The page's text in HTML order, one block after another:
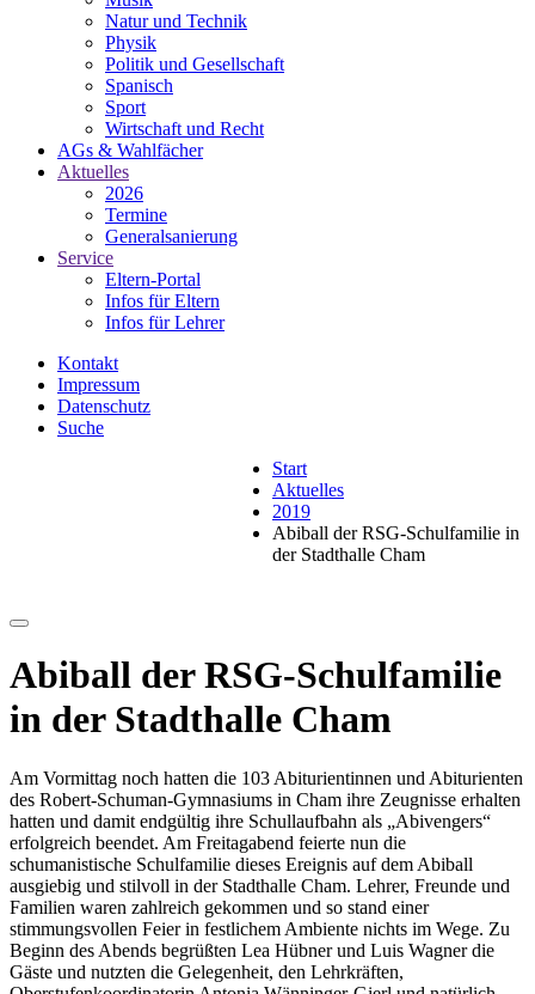
Natur und Technik
Physik
Politik und Gesellschaft
Spanisch
Sport
Wirtschaft und Recht
AGs & Wahlfächer
Aktuelles
2026
Termine
Generalsanierung
Service
Eltern-Portal
Infos für Eltern
Infos für Lehrer
Kontakt
Impressum
Datenschutz
Suche
Start
Aktuelles
2019
Abiball der RSG-Schulfamilie in
der Stadthalle Cham
Abiball der RSG-Schulfamilie
in der Stadthalle Cham
Am Vormittag noch hatten die 103 Abiturientinnen und Abiturienten
des Robert-Schuman-Gymnasiums in Cham ihre Zeugnisse erhalten
hatten und damit endgültig ihre Schullaufbahn als „Abivengers“
erfolgreich beendet. Am Freitagabend feierte nun die
schumanistische Schulfamilie dieses Ereignis auf dem Abiball
ausgiebig und stilvoll in der Stadthalle Cham. Lehrer, Freunde und
Familien waren zahlreich gekommen und so stand einer
stimmungsvollen Feier in festlichem Ambiente nichts im Wege. Zu
Beginn des Abends begrüßten Lea Hübner und Luis Wagner die
Gäste und nutzten die Gelegenheit, den Lehrkräften,